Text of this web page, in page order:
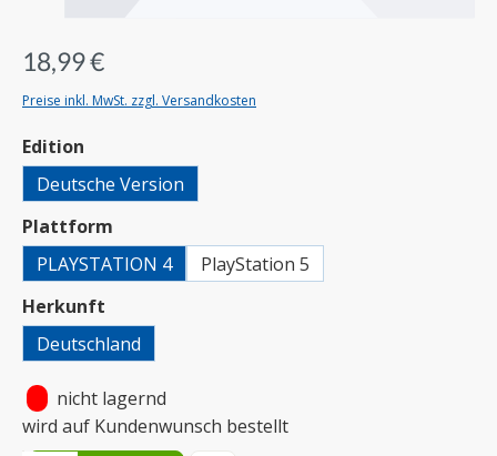
18,99 €
Preise inkl. MwSt. zzgl. Versandkosten
Edition
Deutsche Version
Plattform
PLAYSTATION 4
PlayStation 5
Herkunft
Deutschland
nicht lagernd
wird auf Kundenwunsch bestellt